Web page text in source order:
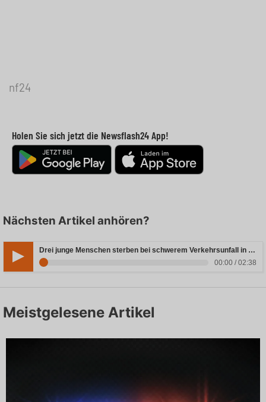
nf24
Holen Sie sich jetzt die Newsflash24 App!
Nächsten Artikel anhören?
Drei junge Menschen sterben bei schwerem Verkehrsunfall in Rheinland-Pfalz
00:00 / 02:38
Meistgelesene Artikel